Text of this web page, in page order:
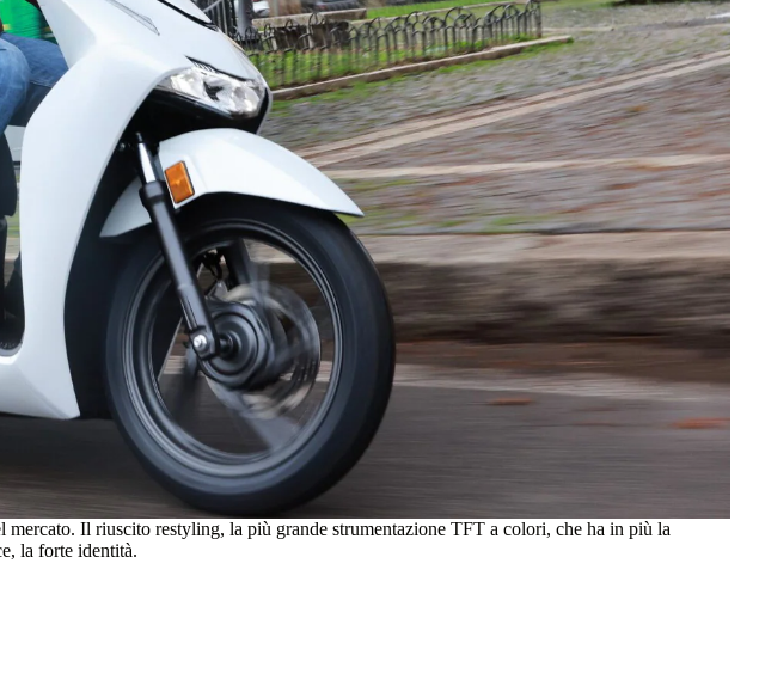
Il riuscito restyling, la più grande strumentazione TFT a colori, che ha in più la
la forte identità.